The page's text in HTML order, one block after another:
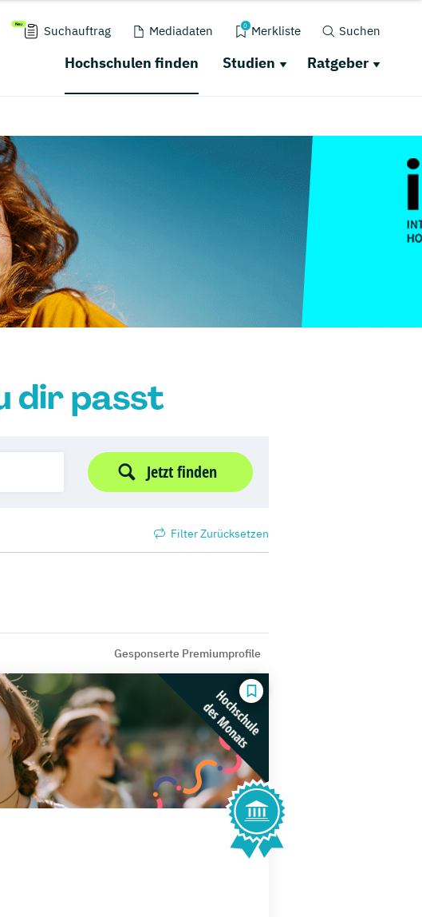
Suchauftrag Mediadaten 0 Merkliste Suchen
Hochschulen finden Studien Ratgeber
dir passt
Jetzt finden
Filter Zurücksetzen
Gesponserte Premiumprofile
Hochschule
des Monats